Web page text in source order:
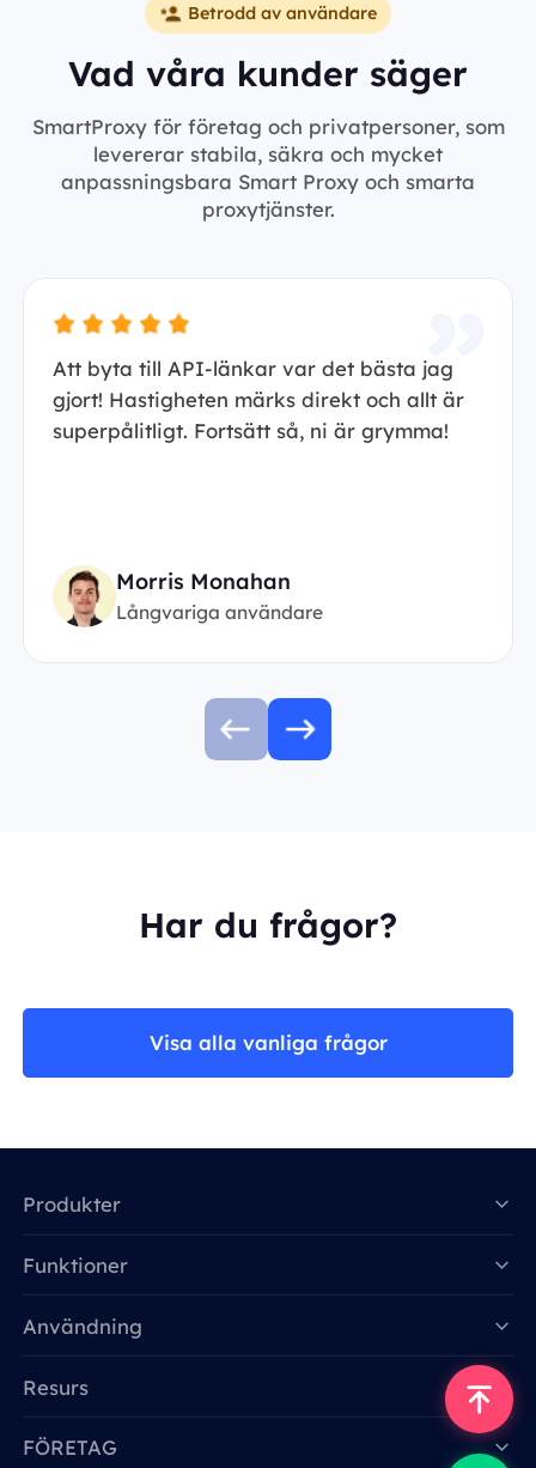
Betrodd av användare
Vad våra kunder säger
SmartProxy för företag och privatpersoner, som
levererar stabila, säkra och mycket
anpassningsbara Smart Proxy och smarta
proxytjänster.
Att byta till API-länkar var det bästa jag
gjort! Hastigheten märks direkt och allt är
superpålitligt. Fortsätt så, ni är grymma!
Morris Monahan
Långvariga användare
Har du frågor?
Visa alla vanliga frågor
Produkter
Funktioner
Användning
Resurs
FÖRETAG